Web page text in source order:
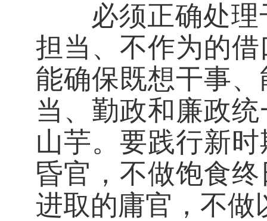
必须正确处理
担当、不作为的
能确保既想干事
当、勤政和廉政
山芋。要践行新
昏官，不做饱食
进取的庸官，不做